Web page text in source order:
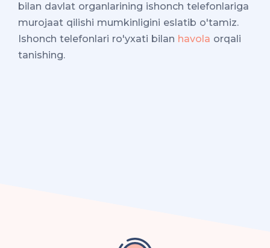
chiqilmaydi. Murojaatlarga real vaqt
bilan davlat organlarining ishonch telefonlariga
murojaat qilishi mumkinligini eslatib o'tamiz.
Ishonch telefonlari ro'yxati bilan havola orqali
tanishing.